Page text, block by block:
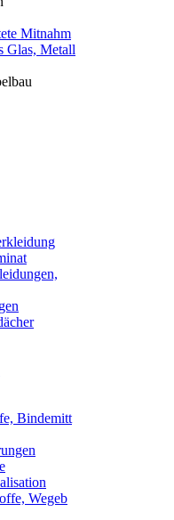
Mitnahm
Glas, Metall
Bindemitt
Wegeb